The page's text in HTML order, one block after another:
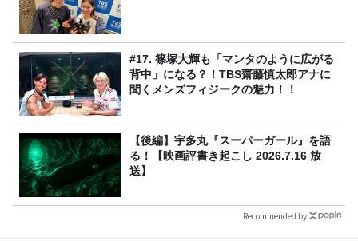
#17. 篠塚大輝も「マンタのように広がる
背中」になる？！TBS齋藤慎太郎アナに
聞くメンズフィジークの魅力！！
【後編】宇多丸『スーパーガール』を語
る！【映画評書き起こし 2026.7.16 放
送】
Recommended by